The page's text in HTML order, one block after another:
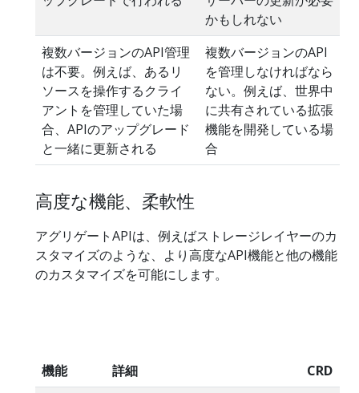
かもしれない
複数バージョンのAPI管理
は不要。例えば、あるリ
ソースを操作するクライ
アントを管理していた場
合、APIのアップグレード
と一緒に更新される
複数バージョンのAPI
を管理しなければなら
ない。例えば、世界中
に共有されている拡張
機能を開発している場
合
高度な機能、柔軟性
アグリゲートAPIは、例えばストレージレイヤーのカ
スタマイズのような、より高度なAPI機能と他の機能
のカスタマイズを可能にします。
機能 詳細
CRD